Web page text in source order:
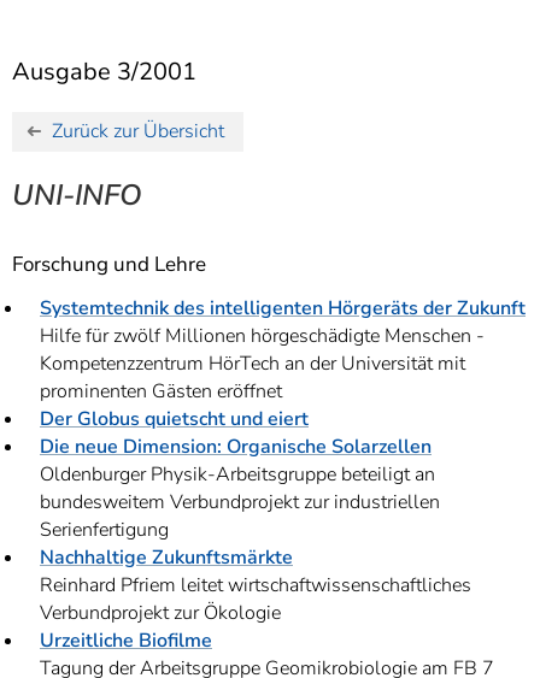
Barrierefreiheit
Ausgabe 3/2001
Zurück zur Übersicht
UNI-INFO
Forschung und Lehre
Systemtechnik des intelligenten Hörgeräts der Zukunft
Hilfe für zwölf Millionen hörgeschädigte Menschen -
Kompetenzzentrum HörTech an der Universität mit
prominenten Gästen eröffnet
Der Globus quietscht und eiert
Die neue Dimension: Organische Solarzellen
Oldenburger Physik-Arbeitsgruppe beteiligt an
bundesweitem Verbundprojekt zur industriellen
Serienfertigung
Nachhaltige Zukunftsmärkte
Reinhard Pfriem leitet wirtschaftwissenschaftliches
Verbundprojekt zur Ökologie
Urzeitliche Biofilme
Tagung der Arbeitsgruppe Geomikrobiologie am FB 7